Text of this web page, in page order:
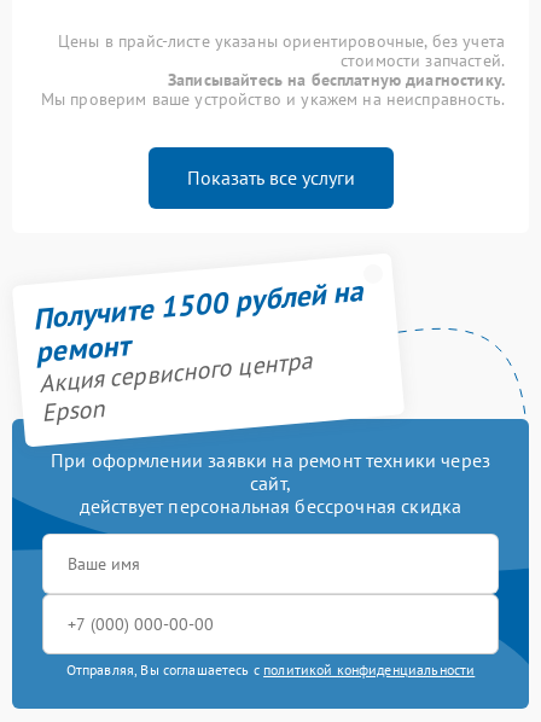
Цены в прайс-листе указаны ориентировочные, без учета
стоимости запчастей.
Записывайтесь на бесплатную диагностику.
Мы проверим ваше устройство и укажем на неисправность.
Показать все услуги
Получите 1500 рублей на
ремонт
Акция сервисного центра
Epson
При оформлении заявки на ремонт техники через
сайт,
действует персональная бессрочная скидка
Отправляя, Вы соглашаетесь с политикой конфиденциальности